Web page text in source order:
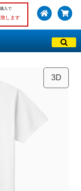
入で
します
3D